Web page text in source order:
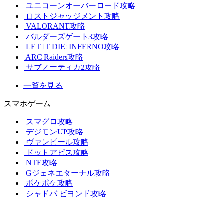
ユニコーンオーバーロード攻略
ロストジャッジメント攻略
VALORANT攻略
バルダーズゲート3攻略
LET IT DIE: INFERNO攻略
ARC Raiders攻略
サブノーティカ2攻略
一覧を見る
スマホゲーム
スマグロ攻略
デジモンUP攻略
ヴァンピール攻略
ドットアビス攻略
NTE攻略
Gジェネエターナル攻略
ポケポケ攻略
シャドバ ビヨンド攻略